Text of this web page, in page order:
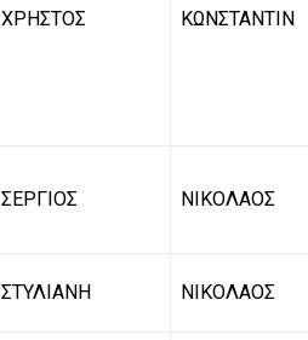
ΧΡΗΣΤΟΣ ΚΩΝΣΤΑΝΤΙΝ
ΣΕΡΓΙΟΣ ΝΙΚΟΛΑΟΣ
ΣΤΥΛΙΑΝΗ ΝΙΚΟΛΑΟΣ